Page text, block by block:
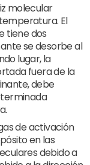
molecular
El
tiene dos
se desorbe al
lugar, la
fuera de la
debe
de activación
en las
debido a